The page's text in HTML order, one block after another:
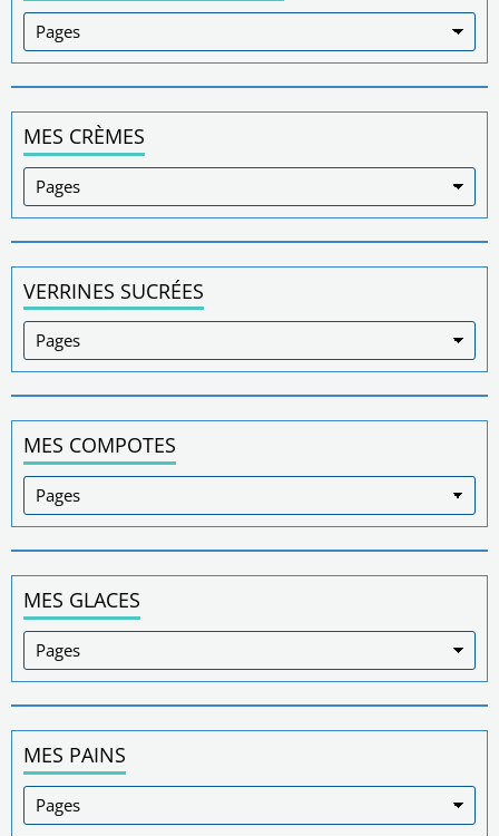
MES CRÈMES
VERRINES SUCRÉES
MES COMPOTES
MES GLACES
MES PAINS